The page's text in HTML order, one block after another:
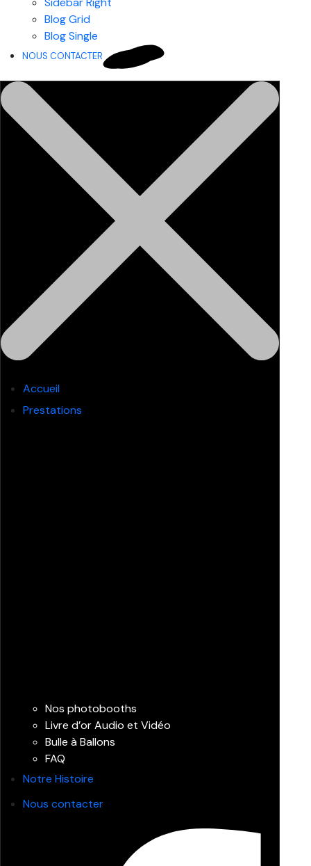
Blog Grid
Blog Single
NOUS CONTACTER
Accueil
Prestations
Nos photobooths
Livre d’or Audio et Vidéo
Bulle à Ballons
FAQ
Notre Histoire
Nous contacter